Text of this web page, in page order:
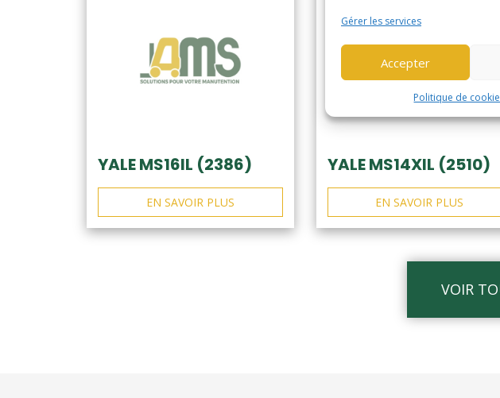
Gérer les services
Accepter
Politique de
YALE MS16IL (2386)
EN SAVOIR PLUS
YALE MS14XIL (2510)
EN SAVOIR PLUS
VOIR